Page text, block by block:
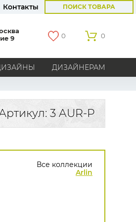
Контакты ПОИСК ТОВАРА
9
0 0
ДИЗАЙНЕРАМ
Германия
Россия Все страны
Aura
York
3 AUR-P
Все коллекции
Arlin